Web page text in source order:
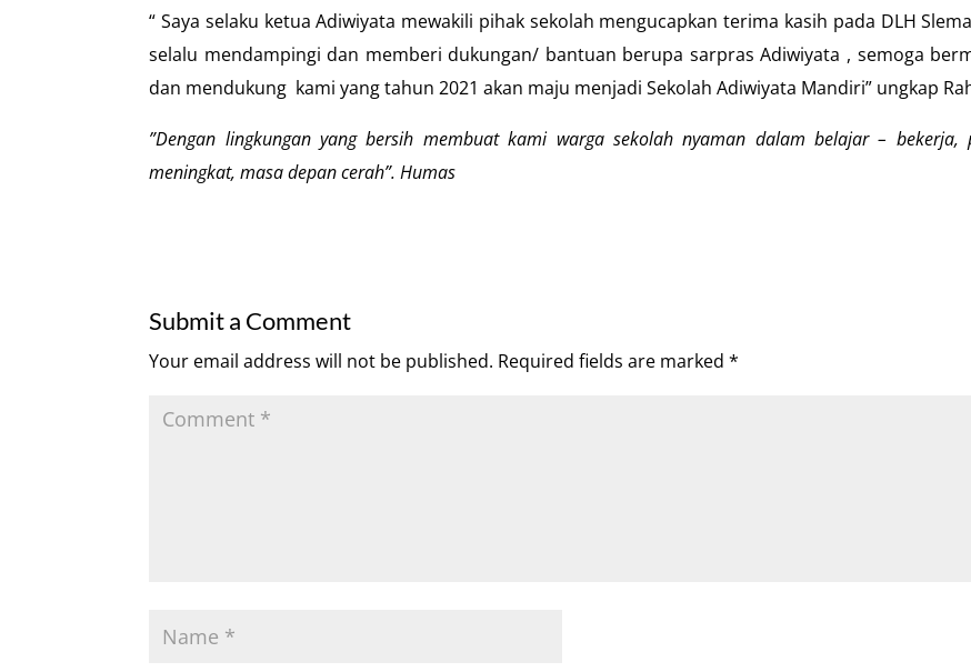
“ Saya selaku ketua Adiwiyata mewakili pihak sekolah mengucapkan terima kasih pada DLH
selalu mendampingi dan memberi dukungan/ bantuan berupa sarpras Adiwiyata , semoga
dan mendukung kami yang tahun 2021 akan maju menjadi Sekolah Adiwiyata Mandiri” ungkap
”Dengan lingkungan yang bersih membuat kami warga sekolah nyaman dalam belajar – bekerja,
meningkat, masa depan cerah”. Humas
Submit a Comment
Your email address will not be published. Required fields are marked*